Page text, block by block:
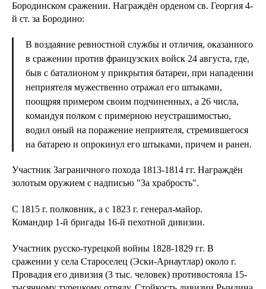
Бородинском сражении. Награждён орденом св. Георгия 4-
й ст. за Бородино:
В воздаяние ревностной службы и отличия, оказанного
в сражении против французских войск 24 августа, где,
быв с баталионом у прикрытия батареи, при нападении
неприятеля мужественно отражал его штыками,
поощряя примером своим подчиненных, а 26 числа,
командуя полком с примерною неустрашимостью,
водил оный на поражение неприятеля, стремившегося
на батарею и опрокинул его штыками, причем и ранен.
Участник Заграничного похода 1813-1814 гг. Награждён
золотым оружием с надписью "За храбрость".
С 1815 г. полковник, а с 1823 г. генерал-майор.
Командир 1-й бригады 16-й пехотной дивизии.
Участник русско-турецкой войны 1828-1829 гг. В
сражении у села Староселец (Эски-Арнаутлар) около г.
Провадия его дивизия (3 тыс. человек) противостояла 15-